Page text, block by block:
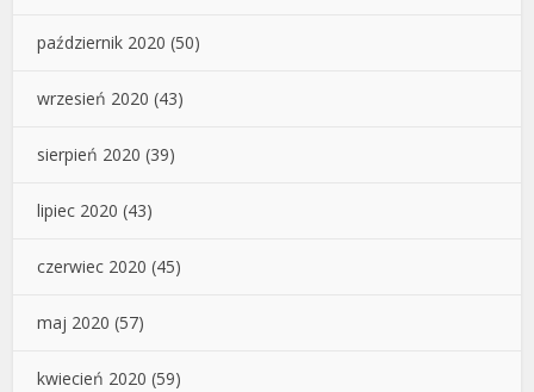
październik 2020 (50)
wrzesień 2020 (43)
sierpień 2020 (39)
lipiec 2020 (43)
czerwiec 2020 (45)
maj 2020 (57)
kwiecień 2020 (59)